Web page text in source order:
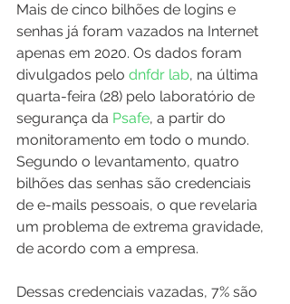
Mais de cinco bilhões de logins e
senhas já foram vazados na Internet
apenas em 2020. Os dados foram
divulgados pelo dnfdr lab, na última
quarta-feira (28) pelo laboratório de
segurança da Psafe, a partir do
monitoramento em todo o mundo.
Segundo o levantamento, quatro
bilhões das senhas são credenciais
de e-mails pessoais, o que revelaria
um problema de extrema gravidade,
de acordo com a empresa.
Dessas credenciais vazadas, 7% são